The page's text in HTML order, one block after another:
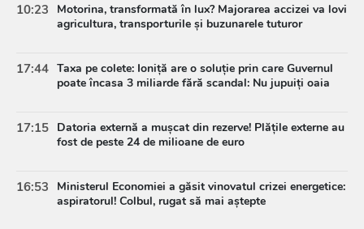
10:23
Motorina, transformată în lux? Majorarea accizei va lovi
agricultura, transporturile și buzunarele tuturor
17:44 Taxa pe colete: Ioniță are o soluție prin care Guvernul
poate încasa 3 miliarde fără scandal: Nu jupuiți oaia
17:15 Datoria externă a mușcat din rezerve! Plățile externe au
fost de peste 24 de milioane de euro
16:53
Ministerul Economiei a găsit vinovatul crizei energetice:
aspiratorul! Colbul, rugat să mai aștepte